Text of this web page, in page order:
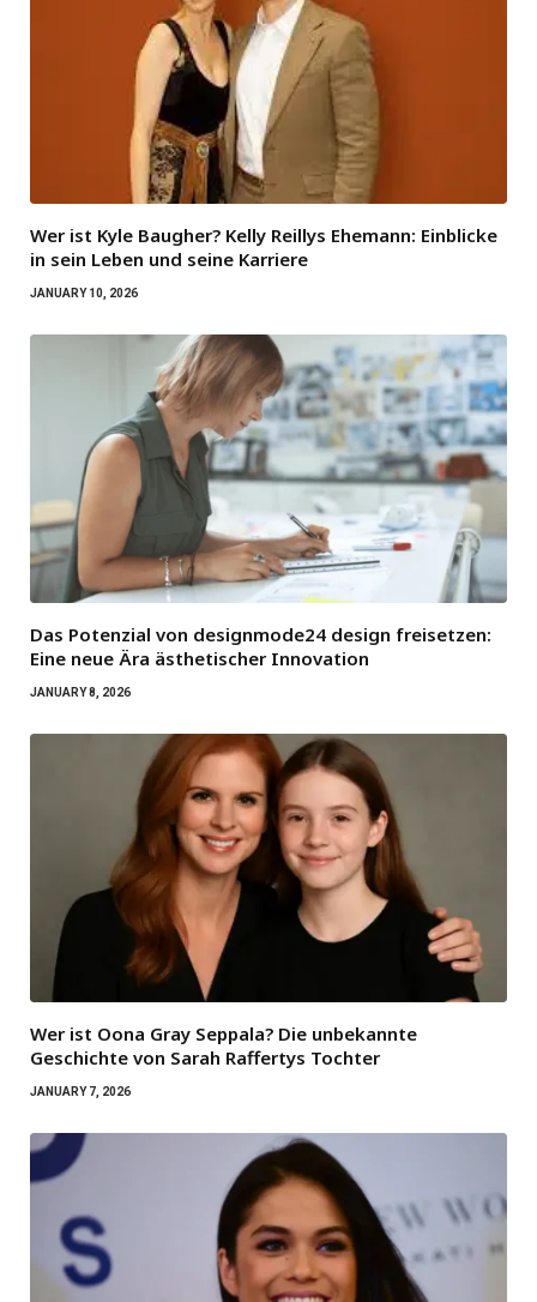
Wer ist Kyle Baugher? Kelly Reillys Ehemann: Einblicke
in sein Leben und seine Karriere
JANUARY 10, 2026
Das Potenzial von designmode24 design freisetzen:
Eine neue Ära ästhetischer Innovation
JANUARY 8, 2026
Wer ist Oona Gray Seppala? Die unbekannte
Geschichte von Sarah Raffertys Tochter
JANUARY 7, 2026